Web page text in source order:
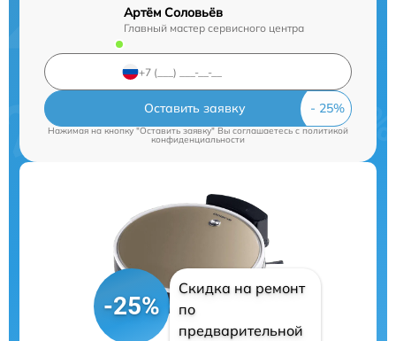
Артём Соловьёв
Главный мастер сервисного центра
Оставить заявку
Нажимая на кнопку "Оставить заявку" Вы соглашаетесь cполитикой
конфиденциальности
-25%
Скидка на ремонт
по
предварительной